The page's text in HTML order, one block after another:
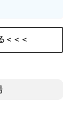
＜＜＜